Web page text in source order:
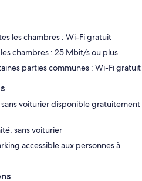
les chambres : Wi-Fi gratuit
chambres : 25 Mbit/s ou plus
parties communes : Wi-Fi gratuit
voiturier disponible gratuitement
sans voiturier
accessible aux personnes à